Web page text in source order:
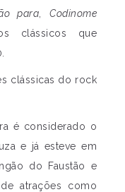
para ,Codinome
clássicos que
clássicas do rock
é considerado o
e já esteve em
do Faustão e
atrações como